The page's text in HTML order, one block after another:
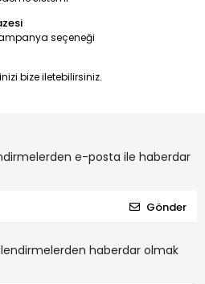
seçeneği
bize iletebilirsiniz.
e-posta ile haberdar
Gönder
haberdar olmak